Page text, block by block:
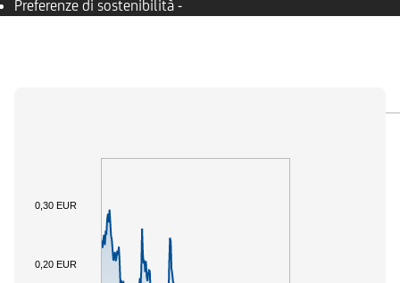
Preferenze di sostenibilità -
0,20 EUR
0,30 EUR